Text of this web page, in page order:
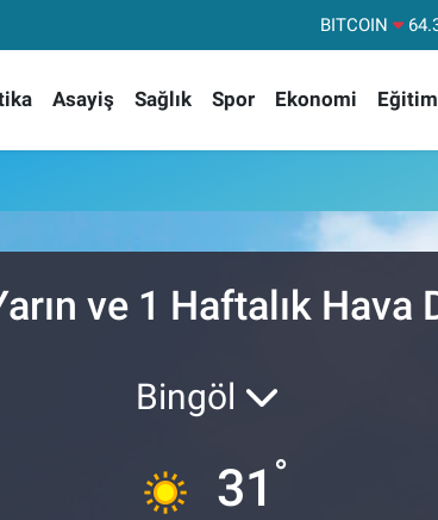
BITCOIN
EURO
STERLİN
BİST100
Asayiş Sağlık Spor Ekonomi Eğitim
ve 1 Haftalık
Bingöl
31 °